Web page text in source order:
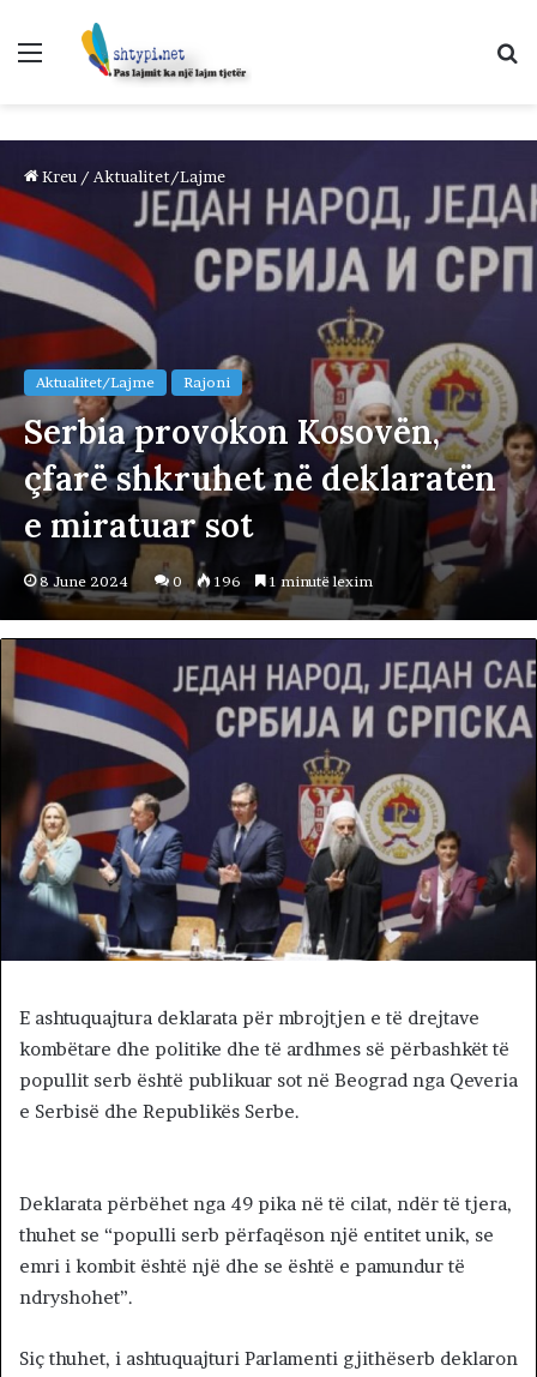
Menu
Kreu / Aktualitet/Lajme
Aktualitet/Lajme Rajoni
Serbia provokon Kosovën,
çfarë shkruhet në deklaratën
e miratuar sot
8 June 2024 0 196 1 minutë lexim
E ashtuquajtura deklarata për mbrojtjen e të drejtave
kombëtare dhe politike dhe të ardhmes së përbashkët të
popullit serb është publikuar sot në Beograd nga Qeveria
e Serbisë dhe Republikës Serbe.
Deklarata përbëhet nga 49 pika në të cilat, ndër të tjera,
thuhet se “populli serb përfaqëson një entitet unik, se
emri i kombit është një dhe se është e pamundur të
ndryshohet”.
Siç thuhet, i ashtuquajturi Parlamenti gjithëserb deklaron